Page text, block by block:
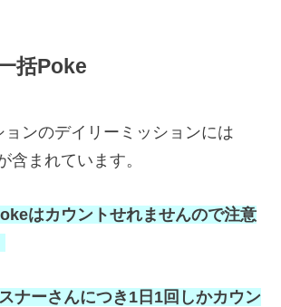
括Poke
ョンのデイリーミッションには
含まれています。
はカウントせれませんので注意
ナーさんにつき1日1回しかカウン